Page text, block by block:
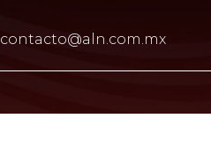
contacto@aln.com.mx